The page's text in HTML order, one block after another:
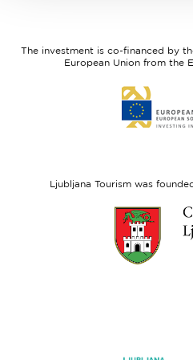
The investment is co-financed by
European Union from the
to
Ljubljana Tourism was